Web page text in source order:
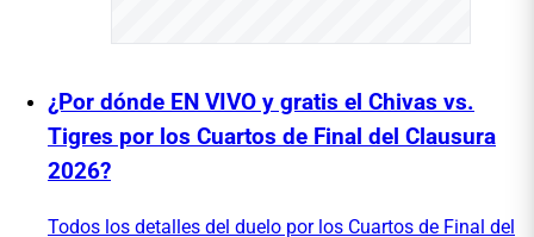
¿Por dónde EN VIVO y gratis el Chivas vs.
Tigres por los Cuartos de Final del Clausura
2026?
Todos los detalles del duelo por los Cuartos de Final del